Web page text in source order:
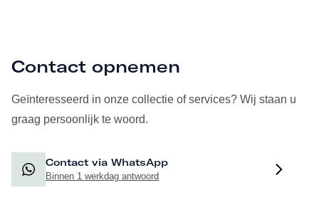
Contact opnemen
Geïnteresseerd in onze collectie of services? Wij staan u
graag persoonlijk te woord.
Contact via WhatsApp
Binnen 1 werkdag antwoord